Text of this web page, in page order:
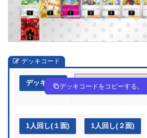
デッキコード
デッキ作成 888c88-dW5qvL-4xc48J
デッキコードをコピーする。
1人回し(１面) 1人回し(２面)